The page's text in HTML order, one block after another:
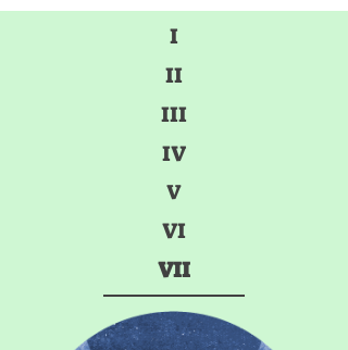
I
II
III
IV
V
VI
VII